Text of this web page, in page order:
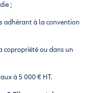
;
adhérant à la convention
copropriété ou dans un
à 5 000 € HT.